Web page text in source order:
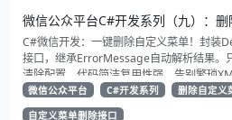
微信公众平台C#开发系列（九）：
C#微信开发：一键删除自定义菜单！封
接口，继承ErrorMessage自动解析结果。
清除配置。代码简洁复用性强，告别繁琐
取状态。适合动态管理公众号的开发者，建
微信公众平台 C#开发系列 删除自定义
自定义菜单删除接口